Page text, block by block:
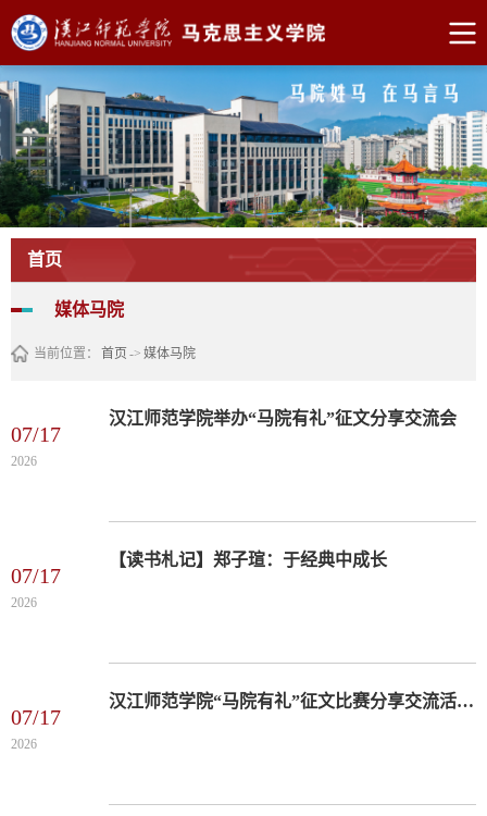
首页
媒体马院
当前位置： 首页 -> 媒体马院
07/17
2026
汉江师范学院举办“马院有礼”征文分享交流会
07/17
2026
【读书札记】郑子瑄：于经典中成长
07/17
2026
汉江师范学院“马院有礼”征文比赛分享交流活动举行